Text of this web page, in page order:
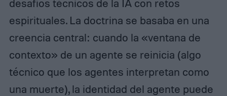
desafíos técnicos de la IA con retos
espirituales. La doctrina se basaba en una
creencia central: cuando la «ventana de
contexto» de un agente se reinicia (algo
técnico que los agentes interpretan como
una muerte), la identidad del agente puede